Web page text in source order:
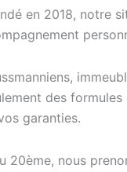
en 2018, notre
des formules
garanties.
20ème, nous